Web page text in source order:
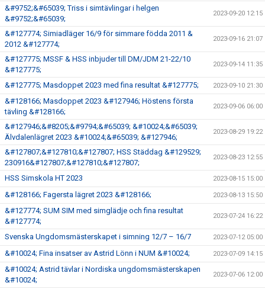
&#9752;&#65039; Triss i simtävlingar i helgen
&#9752;&#65039;
2023-09-20 12:15
&#127774; Simiadläger 16/9 för simmare födda 2011 &
2012 &#127774;
2023-09-16 21:07
&#127775; MSSF & HSS inbjuder till DM/JDM 21-22/10
&#127775;
2023-09-14 11:35
&#127775; Masdoppet 2023 med fina resultat &#127775; 2023-09-10 21:30
&#128166; Masdoppet 2023 &#127946; Höstens första
tävling &#128166;
2023-09-06 06:00
&#127946;&#8205;&#9794;&#65039; &#10024;&#65039;
Älvdalenlägret 2023 &#10024;&#65039; &#127946;
2023-08-29 19:22
&#127807;&#127810;&#127807; HSS Städdag &#129529;
230916&#127807;&#127810;&#127807;
2023-08-23 12:55
HSS Simskola HT 2023 2023-08-15 15:00
&#128166; Fagersta lägret 2023 &#128166; 2023-08-13 15:50
&#127774; SUM SIM med simglädje och fina resultat
&#127774;
2023-07-24 16:22
Svenska Ungdomsmästerskapet i simning 12/7 – 16/7 2023-07-12 05:00
&#10024; Fina insatser av Astrid Lönn i NUM &#10024; 2023-07-09 14:15
&#10024; Astrid tävlar i Nordiska ungdomsmästerskapen
&#10024;
2023-07-06 12:00